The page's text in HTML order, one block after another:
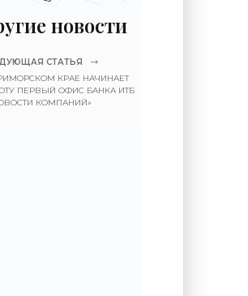
новости
СТАТЬЯ
КРАЕ НАЧИНАЕТ
ПЕРВЫЙ ОФИС БАНКА ИТБ
КОМПАНИЙ»